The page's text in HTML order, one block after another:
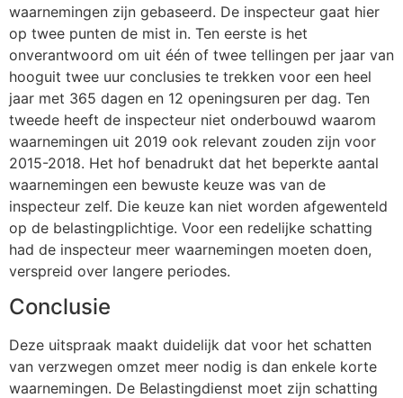
waarnemingen zijn gebaseerd. De inspecteur gaat hier
op twee punten de mist in. Ten eerste is het
onverantwoord om uit één of twee tellingen per jaar van
hooguit twee uur conclusies te trekken voor een heel
jaar met 365 dagen en 12 openingsuren per dag. Ten
tweede heeft de inspecteur niet onderbouwd waarom
waarnemingen uit 2019 ook relevant zouden zijn voor
2015-2018. Het hof benadrukt dat het beperkte aantal
waarnemingen een bewuste keuze was van de
inspecteur zelf. Die keuze kan niet worden afgewenteld
op de belastingplichtige. Voor een redelijke schatting
had de inspecteur meer waarnemingen moeten doen,
verspreid over langere periodes.
Conclusie
Deze uitspraak maakt duidelijk dat voor het schatten
van verzwegen omzet meer nodig is dan enkele korte
waarnemingen. De Belastingdienst moet zijn schatting